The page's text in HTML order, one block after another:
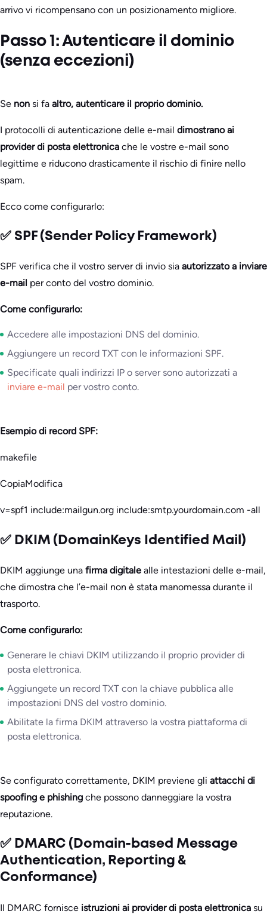
arrivo vi ricompensano con un posizionamento migliore.
Passo 1: Autenticare il dominio
(senza eccezioni)
Se non si fa altro, autenticare il proprio dominio.
I protocolli di autenticazione delle e-mail dimostrano ai
provider di posta elettronica che le vostre e-mail sono
legittime e riducono drasticamente il rischio di finire nello
spam.
Ecco come configurarlo:
✅ SPF (Sender Policy Framework)
SPF verifica che il vostro server di invio sia autorizzato a inviare
e-mail per conto del vostro dominio.
Come configurarlo:
Accedere alle impostazioni DNS del dominio.
Aggiungere un record TXT con le informazioni SPF.
Specificate quali indirizzi IP o server sono autorizzati a
inviare e-mail per vostro conto.
Esempio di record SPF:
makefile
CopiaModifica
v=spf1 include:mailgun.org include:smtp.yourdomain.com -all
✅ DKIM (DomainKeys Identified Mail)
DKIM aggiunge una firma digitale alle intestazioni delle e-mail,
che dimostra che l’e-mail non è stata manomessa durante il
trasporto.
Come configurarlo:
Generare le chiavi DKIM utilizzando il proprio provider di
posta elettronica.
Aggiungete un record TXT con la chiave pubblica alle
impostazioni DNS del vostro dominio.
Abilitate la firma DKIM attraverso la vostra piattaforma di
posta elettronica.
Se configurato correttamente, DKIM previene gli attacchi di
spoofing e phishing che possono danneggiare la vostra
reputazione.
✅ DMARC (Domain-based Message
Authentication, Reporting &
Conformance)
Il DMARC fornisce istruzioni ai provider di posta elettronica su